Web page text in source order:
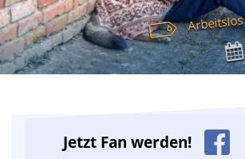
Arbeitslos
Jetzt Fan werden!